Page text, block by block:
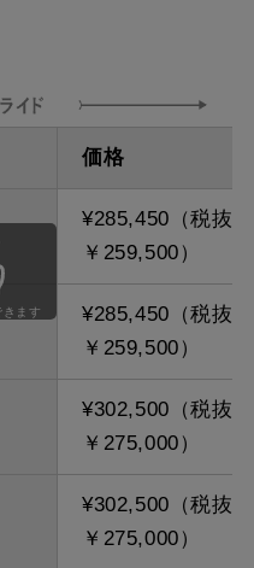
法 870ｍｍ
を設けての最小寸
弊社にお問い合わせ
さい。
価格
¥285,450（税抜
￥259,500）
¥285,450（税抜
￥259,500）
¥302,500（税抜
￥275,000）
¥302,500（税抜
￥275,000）
きます